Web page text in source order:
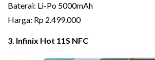
Baterai: Li-Po 5000mAh
Harga: Rp 2.499.000
3. Infinix Hot 11S NFC